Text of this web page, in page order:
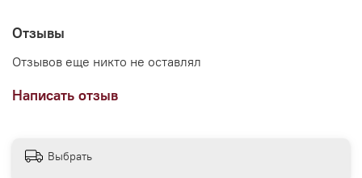
Отзывы
Отзывов еще никто не оставлял
Написать отзыв
Выбрать